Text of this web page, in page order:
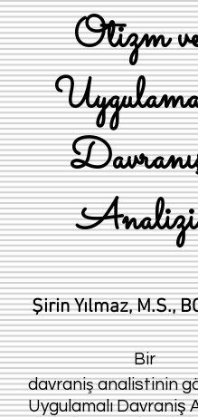
Otizm
Analizi
Şirin Yılmaz, M.S.,
Bir
davranişanalistinin
Uygulamalı Davraniş